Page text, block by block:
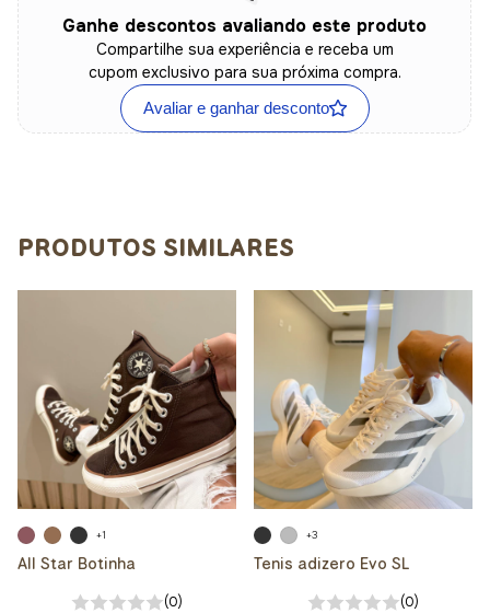
Ganhe descontos avaliando este produto
Compartilhe sua experiência e receba um
cupom exclusivo para sua próxima compra.
Avaliar e ganhar desconto
PRODUTOS SIMILARES
All Star Botinha
(0)
+1
Tenis adizero Evo SL
(0)
+3